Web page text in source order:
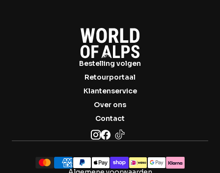
Bestelling volgen
Retourportaal
Klantenservice
Over ons
Contact